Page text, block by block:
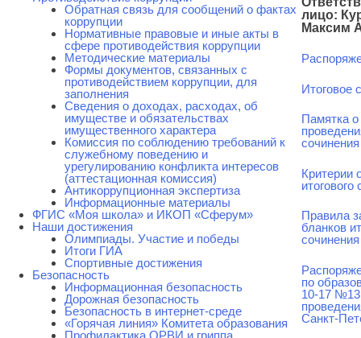
Обратная связь для сообщений о фактах
коррупции
Нормативные правовые и иные акты в
сфере противодействия коррупции
Методические материалы
Формы документов, связанных с
противодействием коррупции, для
заполнения
Сведения о доходах, расходах, об
имуществе и обязательствах
имущественного характера
Комиссия по соблюдению требований к
служебному поведению и
урегулированию конфликта интересов
(аттестационная комиссия)
Антикоррупционная экспертиза
Информационные материалы
ФГИС «Моя школа» и ИКОП «Сферум»
Наши достижения
Олимпиады. Участие и победы
Итоги ГИА
Спортивные достижения
Безопасность
Информационная безопасность
Дорожная безопасность
Безопасность в интернет-среде
«Горячая линия» Комитета образования
Профилактика ОРВИ и гриппа
лицо:
Максим
Итоговое
Памятка о
сочинения
Критерии
итогового
Правила
бланков
сочинения
по
10-17
Санкт-